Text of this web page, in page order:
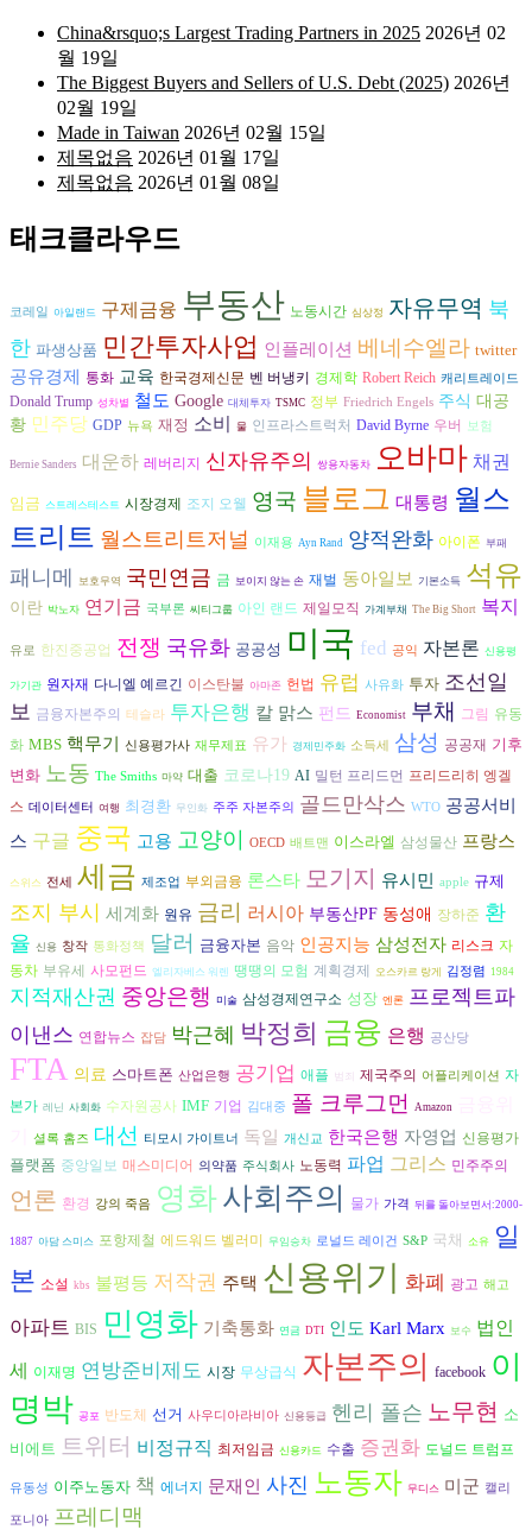
China&rsquo;s Largest Trading Partners in 2025 2026년 02
월 19일
The Biggest Buyers and Sellers of U.S. Debt (2025) 2026년
02월 19일
Made in Taiwan 2026년 02월 15일
제목없음 2026년 01월 17일
제목없음 2026년 01월 08일
태크클라우드
코레일 아일랜드 구제금융 부동산 노동시간 심상정 자유무역 북
한 파생상품 민간투자사업 인플레이션 베네수엘라 twitter
공유경제 통화 교육 한국경제신문 벤 버냉키 경제학 Robert Reich 캐리트레이드
Donald Trump 성차별 철도 Google 대체투자 TSMC 정부 Friedrich Engels 주식 대공
황 민주당 GDP 뉴욕 재정 소비 물 인프라스트럭처 David Byrne 우버 보험
Bernie Sanders 대운하 레버리지 신자유주의 쌍용자동차 오바마 채권
임금 스트레스테스트 시장경제 조지 오웰 영국 블로그 대통령 월스
트리트 월스트리트저널 이재용 Ayn Rand 양적완화 아이폰 부패
패니메 보호무역 국민연금 금 보이지 않는 손 재벌 동아일보 기본소득 석유
이란 박노자 연기금 국부론 씨티그룹 아인 랜드 제일모직 가계부채 The Big Short 복지
유로 한진중공업 전쟁 국유화 공공성 미국 fed 공익 자본론 신용평
가기관 원자재 다니엘 예르긴 이스탄불 아마존 헌법 유럽 사유화 투자 조선일
보 금융자본주의 테슬라 투자은행 칼 맑스 펀드 Economist 부채 그림 유동
화 MBS 핵무기 신용평가사 재무제표 유가 경제민주화 소득세 삼성 공공재 기후
변화 노동 The Smiths 마약 대출 코로나19 AI 밀턴 프리드먼 프리드리히 엥겔
스 데이터센터 여행 최경환 무인화 주주 자본주의 골드만삭스 WTO 공공서비
스 구글 중국 고용 고양이 OECD 배트맨 이스라엘 삼성물산 프랑스
스위스 전세 세금 제조업 부외금융 론스타 모기지 유시민 apple 규제
조지 부시 세계화 원유 금리 러시아 부동산PF 동성애 장하준 환
율 신용 창작 통화정책 달러 금융자본 음악 인공지능 삼성전자 리스크 자
동차 부유세 사모펀드 엘리자베스 워렌 땡땡의 모험 계획경제 오스카르 랑게 김정렴 1984
지적재산권 중앙은행 미술 삼성경제연구소 성장 엔론 프로젝트파
이낸스 연합뉴스 잡담 박근혜 박정희 금융 은행 공산당
FTA 의료 스마트폰 산업은행 공기업 애플 범죄 제국주의 어플리케이션 자
본가 레닌 사회화 수자원공사 IMF 기업 김대중 폴 크루그먼 Amazon
셜록 홈즈 대선 티모시 가이트너 독일 개신교 한국은행 자영업 신용평가
플랫폼 중앙일보 매스미디어 의약품 주식회사 노동력 파업 그리스 민주주의
언론 환경 강의 죽음 영화사회주의 물가 가격 뒤를 돌아보면서:2000-
1887 아담 스미스 포항제철 에드워드 벨러미 무임승차 로널드 레이건 S&P 국채 소유 일
본 소설 kbs 불평등 저작권 주택 신용위기 화폐 광고 해고
아파트 BIS 민영화 기축통화 연금 DTI 인도 Karl Marx 보수 법인
세 이재명 연방준비제도 시장 무상급식 자본주의 facebook 이
명박 공포 반도체 선거 사우디아라비아 신용등급 헨리 폴슨 노무현 소
비에트
트위터 비정규직 최저임금 신용카드 수출 증권화 도널드 트럼프
유동성 이주노동자 책 에너지 문재인 사진 노동자 무디스 미군 캘리
포니아 프레디맥